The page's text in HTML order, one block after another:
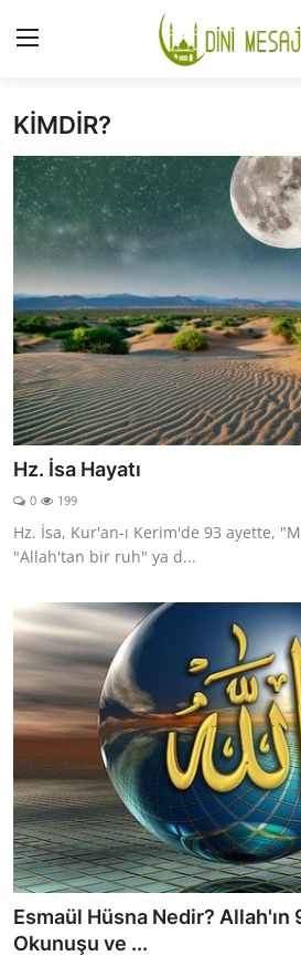
Giriş
İLETİŞİM
GÜNDEM
HAKKIMIZDA
DESTEKLİYORUM
SURELER
NAMAZ
DUALAR
KİMDİR?
DİNİ MESAJLAR
KISSADAN HİSSE
DİNİ BİLGİLER
KİMDİR?
Hz. İsa Hayatı
0 199
Hz. İsa, Kur'an-ı Kerim'de 93 ayette,
"Allah'tan bir ruh" ya d...
Esmaül Hüsna Nedir? Allah'ın
Okunuşu ve ...